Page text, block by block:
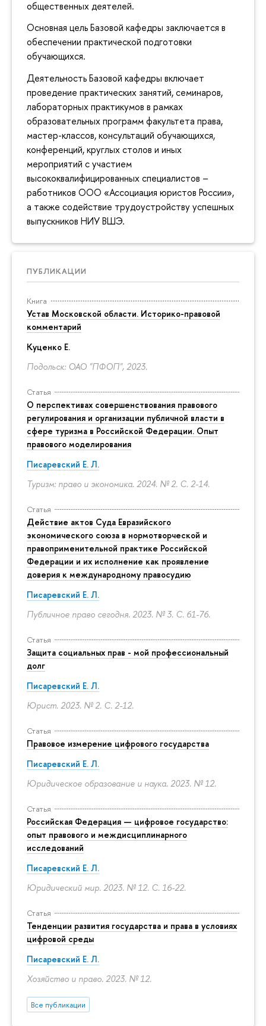
общественных деятелей.
Основная цель Базовой кафедры заключается в
обеспечении практической подготовки
обучающихся.
Деятельность Базовой кафедры включает
проведение практических занятий, семинаров,
лабораторных практикумов в рамках
образовательных программ факультета права,
мастер-классов, консультаций обучающихся,
конференций, круглых столов и иных
мероприятий с участием
высококвалифицированных специалистов –
работников ООО «Ассоциация юристов России»,
а также содействие трудоустройству успешных
выпускников НИУ ВШЭ.
ПУБЛИКАЦИИ
Книга
Устав Московской области. Историко-правовой
комментарий
Куценко Е.
Подольск: ОАО "ПФОП", 2023.
Статья
О перспективах совершенствования правового
регулирования и организации публичной власти в
сфере туризма в Российской Федерации. Опыт
правового моделирования
Писаревский Е. Л.
Туризм: право и экономика. 2024. № 2. С. 2-14.
Статья
Действие актов Суда Евразийского
экономического союза в нормотворческой и
правоприменительной практике Российской
Федерации и их исполнение как проявление
доверия к международному правосудию
Писаревский Е. Л.
Публичное право сегодня. 2023. № 3. С. 61-76.
Статья
Защита социальных прав - мой профессиональный
долг
Писаревский Е. Л.
Юрист. 2023. № 2. С. 2-12.
Статья
Правовое измерение цифрового государства
Писаревский Е. Л.
Юридическое образование и наука. 2023. № 12.
Статья
Российская Федерация — цифровое государство:
опыт правового и междисциплинарного
исследований
Писаревский Е. Л.
Юридический мир. 2023. № 12. С. 16-22.
Статья
Тенденции развития государства и права в условиях
цифровой среды
Писаревский Е. Л.
Хозяйство и право. 2023. № 12.
Все публикации